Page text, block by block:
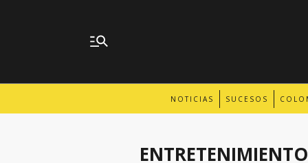
NOTICIAS SUCESOS
ENTRETENIMIENTO